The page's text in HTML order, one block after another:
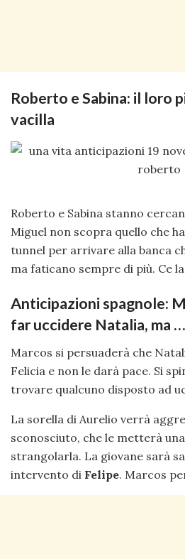
Roberto e Sabina: il loro
vacilla
Roberto e Sabina stanno
Miguel non scopra quello che
tunnel per arrivare alla banca
ma faticano sempre di più. Ce
Anticipazioni spagnole:
far uccidere Natalia, ma …
Marcos si persuaderà che
Felicia e non le darà pace. Si
trovare qualcuno disposto ad
La sorella di Aurelio verrà
sconosciuto, che le metterà
strangolarla. La giovane sarà
intervento di Felipe. Marcos